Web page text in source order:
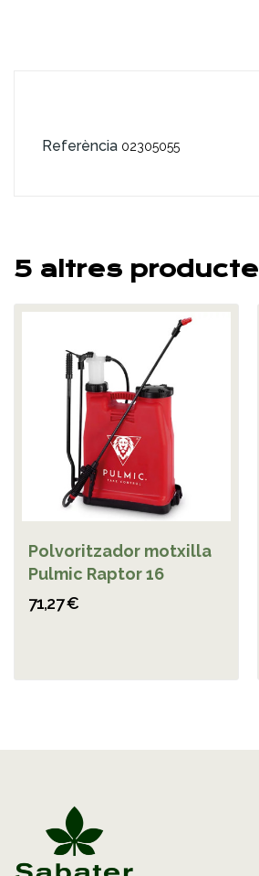
Referència 02305055
5 altres
Polvoritzador motxilla
Pulmic Raptor 16
71,27 €